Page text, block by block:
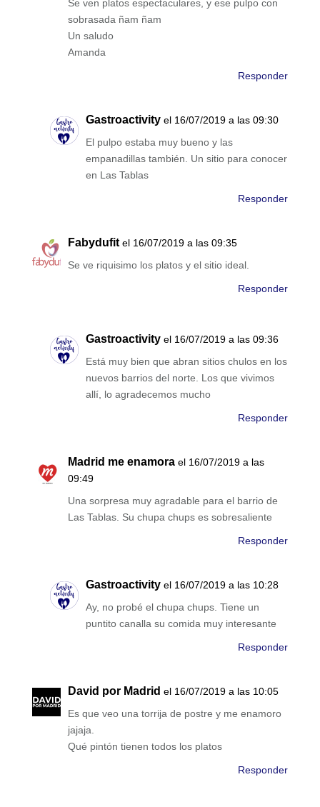
Se ven platos espectaculares, y ese pulpo con
sobrasada ñam ñam
Un saludo
Amanda
Responder
Gastroactivity el 16/07/2019 a las 09:30
El pulpo estaba muy bueno y las
empanadillas también. Un sitio para conocer
en Las Tablas
Responder
Fabydufit el 16/07/2019 a las 09:35
Se ve riquisimo los platos y el sitio ideal.
Responder
Gastroactivity el 16/07/2019 a las 09:36
Está muy bien que abran sitios chulos en los
nuevos barrios del norte. Los que vivimos
allí, lo agradecemos mucho
Responder
Madrid me enamora el 16/07/2019 a las
09:49
Una sorpresa muy agradable para el barrio de
Las Tablas. Su chupa chups es sobresaliente
Responder
Gastroactivity el 16/07/2019 a las 10:28
Ay, no probé el chupa chups. Tiene un
puntito canalla su comida muy interesante
Responder
David por Madrid el 16/07/2019 a las 10:05
Es que veo una torrija de postre y me enamoro
jajaja.
Qué pintón tienen todos los platos
Responder